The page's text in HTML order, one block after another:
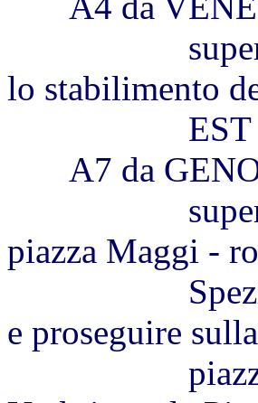
superato il
lo stabilimento
EST -
A7 da
superata la
piazza Maggi -
Spezia,
e proseguire
piazzale